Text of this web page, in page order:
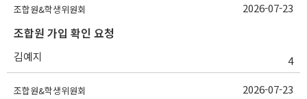
조합원&학생위원회
조합원 가입 확인 요청
김예지 4
2026-07-23
조합원&학생위원회 2026-07-23